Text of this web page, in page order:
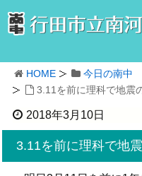
HOME
今日の南中
3.11を前に理科で地震
2018年3月10日
3.11を前に理科で地